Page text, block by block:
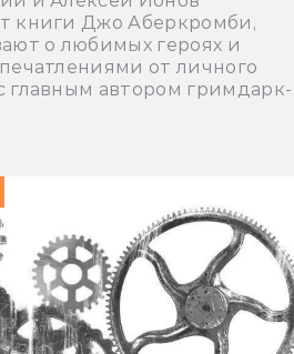
книги Джо Аберкромби,
о любимых героях и
от личного
главным автором гримдарк-